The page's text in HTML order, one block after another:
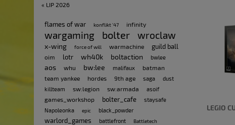
« LIP 2026
flames of war konflikt '47 infinity
wargaming bolter wroclaw
x-wing force of will warmachine guild ball
oim lotr wh40k boltaction bwlee
aos whu bw:lee malifaux
batman
team yankee
hordes 9th age saga
dust
killteam
sw:legion sw:armada asoif
games_workshop bolter_cafe
staysafe
Napoleonka
epic black_powder
warlord_games battlefront
Battletech
LEGIO